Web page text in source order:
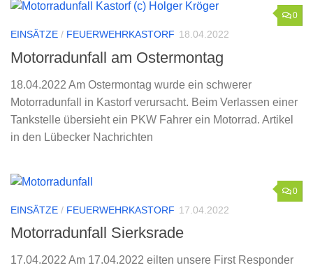
0
EINSÄTZE / FEUERWEHRKASTORF 18.04.2022
Motorradunfall am Ostermontag
18.04.2022 Am Ostermontag wurde ein schwerer
Motorradunfall in Kastorf verursacht. Beim Verlassen einer
Tankstelle übersieht ein PKW Fahrer ein Motorrad. Artikel
in den Lübecker Nachrichten
0
EINSÄTZE / FEUERWEHRKASTORF 17.04.2022
Motorradunfall Sierksrade
17.04.2022 Am 17.04.2022 eilten unsere First Responder